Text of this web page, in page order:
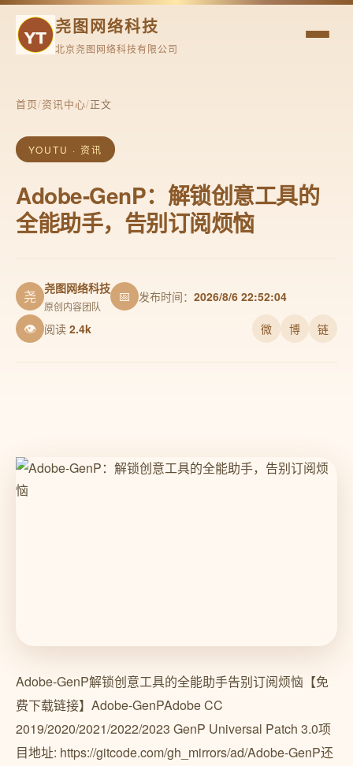
尧图网络科技
北京尧图网络科技有限公司
首页/资讯中心/正文
YOUTU · 资讯
Adobe-GenP：解锁创意工具的
全能助手，告别订阅烦恼
尧 尧图网络科技
原创内容团队
📅 发布时间： 2026/8/6 22:52:04
👁 阅读 2.4k 微 博 链
Adobe-GenP解锁创意工具的全能助手告别订阅烦恼【免
费下载链接】Adobe-GenPAdobe CC
2019/2020/2021/2022/2023 GenP Universal Patch 3.0项
目地址: https://gitcode.com/gh_mirrors/ad/Adobe-GenP还